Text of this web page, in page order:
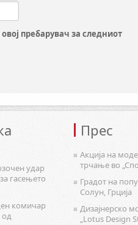
пребарувач за следниот
удар
гасењето
комичар
од
Прес
Акција на
трчање во
Градот на
Солун, Грција
Дизајнерско
„Lotus Design